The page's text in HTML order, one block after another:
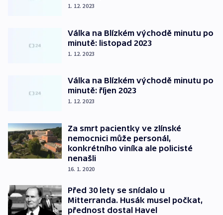
1. 12. 2023
Válka na Blízkém východě minutu po
minutě: listopad 2023
1. 12. 2023
Válka na Blízkém východě minutu po
minutě: říjen 2023
1. 12. 2023
Za smrt pacientky ve zlínské
nemocnici může personál,
konkrétního viníka ale policisté
nenašli
16. 1. 2020
Před 30 lety se snídalo u
Mitterranda. Husák musel počkat,
přednost dostal Havel